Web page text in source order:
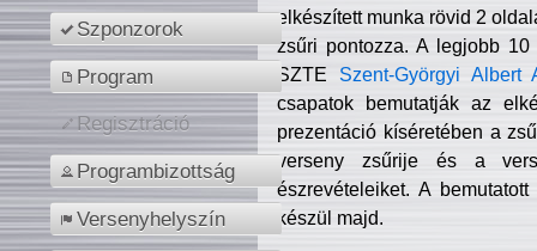
Szponzorok
Program
Regisztráció
Programbizottság
Versenyhelyszín
elkészített munka rövid 2
zsűri pontozza. A legjobb
SZTE Szent-Györgyi Albert
csapatok bemutatják az
prezentáció kíséretében a
verseny zsűrije és a
észrevételeiket. A
készül majd.